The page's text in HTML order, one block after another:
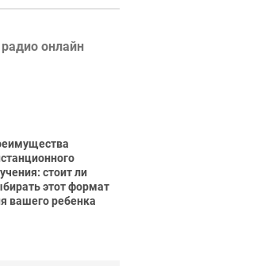
радио онлайн
стоит ли
этот формат
вашего ребенка